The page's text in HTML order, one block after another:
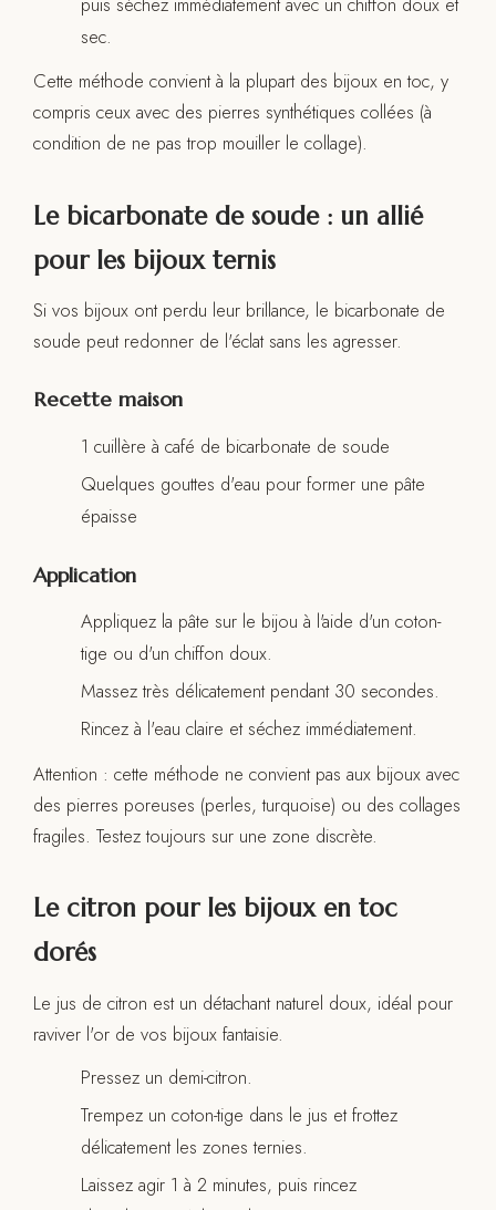
sec.
Cette méthode convient à la plupart des bijoux en toc, y
compris ceux avec des pierres synthétiques collées (à
condition de ne pas trop mouiller le collage).
Le bicarbonate de soude : un allié
pour les bijoux ternis
Si vos bijoux ont perdu leur brillance, le bicarbonate de
soude peut redonner de l'éclat sans les agresser.
Recette maison
1 cuillère à café de bicarbonate de soude
Quelques gouttes d'eau pour former une pâte
épaisse
Application
Appliquez la pâte sur le bijou à l'aide d'un coton-
tige ou d'un chiffon doux.
Massez très délicatement pendant 30 secondes.
Rincez à l'eau claire et séchez immédiatement.
Attention : cette méthode ne convient pas aux bijoux avec
des pierres poreuses (perles, turquoise) ou des collages
fragiles. Testez toujours sur une zone discrète.
Le citron pour les bijoux en toc
dorés
Le jus de citron est un détachant naturel doux, idéal pour
raviver l'or de vos bijoux fantaisie.
Pressez un demi-citron.
Trempez un coton-tige dans le jus et frottez
délicatement les zones ternies.
Laissez agir 1 à 2 minutes, puis rincez